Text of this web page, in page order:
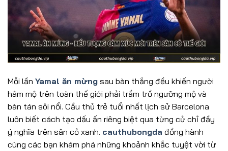
Mỗi lần Yamal ăn mừng sau bàn thắng đều khiến người
hâm mộ trên toàn thế giới phải trầm trồ ngưỡng mộ và
bàn tán sôi nổi. Cầu thủ trẻ tuổi nhất lịch sử Barcelona
luôn biết cách tạo dấu ấn riêng biệt qua từng cử chỉ đầy
ý nghĩa trên sân cỏ xanh. cauthubongda đồng hành
cùng các bạn khám phá những khoảnh khắc tuyệt vời từ